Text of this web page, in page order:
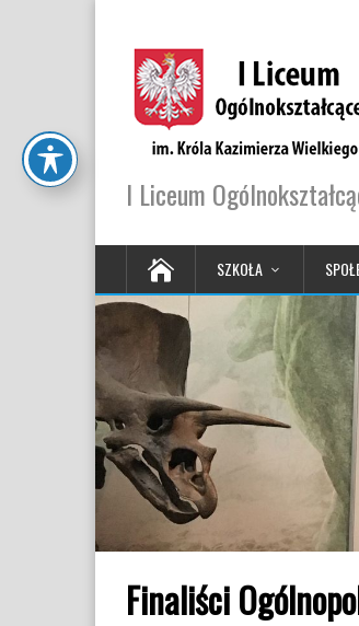
I Liceum
SZKOŁA
Finaliści